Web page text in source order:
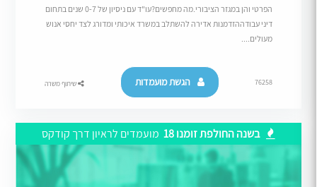
הפרטי והן במגזר הציבורי.מה מחפשים?עו"ד עם ניסיון של 0-7 שנים בתחום
דיני עבודההזדמנות אדירה להשתלב במשרד איכותי ומדורג לצד יחסי אנוש
מעולים....
76258 הגשת מועמדות שיתוף משרה
בשנה החולפת זומנו 18 מועמדים לראיון דרך קודקס